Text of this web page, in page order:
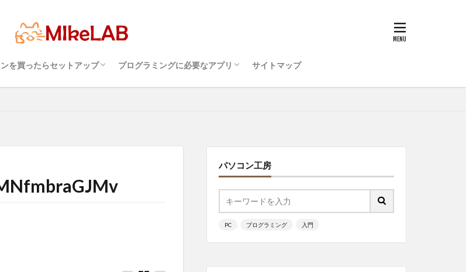
を買ったらセットアップ
者のパソコンの選び方（３）・・・知
者のパソコンの選び方（１）・・・
者のパソコンの選び方（２）・・・快
プログラミングに必要なアプリ
プログラミングを行うためのコンピュータ環
パソコンのセキュリティ対策を行おう
Visual Studio Code をインストールしよう
タッチタイピングとプログラミング ・・・
サイトマップ
パソコン工房
PC プログラミング 入門
おこうスペック
？それとも Mac？
使うためのPC性能選び 境
めざせブラインドタッチ
ブラインドタッチ PC選択